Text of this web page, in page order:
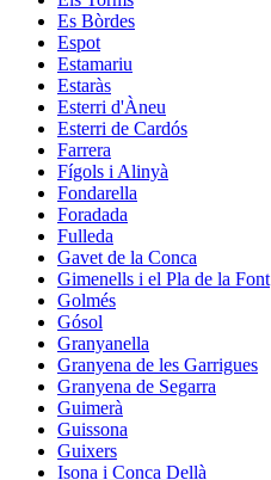
Es Bòrdes
Espot
Estamariu
Estaràs
Esterri d'Àneu
Esterri de Cardós
Farrera
Fígols i Alinyà
Fondarella
Foradada
Fulleda
Gavet de la Conca
Gimenells i el Pla de la Font
Golmés
Gósol
Granyanella
Granyena de les Garrigues
Granyena de Segarra
Guimerà
Guissona
Guixers
Isona i Conca Dellà